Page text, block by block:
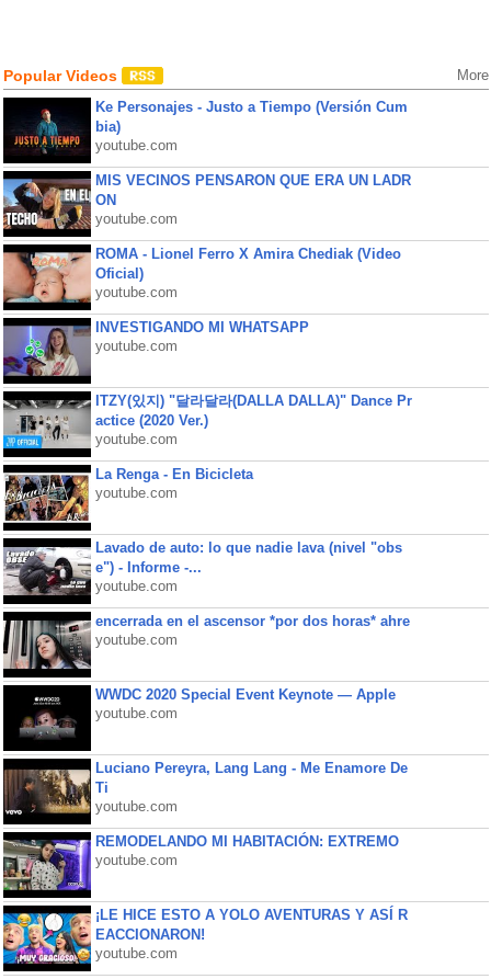
Popular Videos More
Ke Personajes - Justo a Tiempo (Versión Cum
bia)
youtube.com
MIS VECINOS PENSARON QUE ERA UN LADR
ON
youtube.com
ROMA - Lionel Ferro X Amira Chediak (Video
Oficial)
youtube.com
INVESTIGANDO MI WHATSAPP
youtube.com
ITZY(있지) "달라달라(DALLA DALLA)" Dance Pr
actice (2020 Ver.)
youtube.com
La Renga - En Bicicleta
youtube.com
Lavado de auto: lo que nadie lava (nivel "obs
e") - Informe -...
youtube.com
encerrada en el ascensor *por dos horas* ahre
youtube.com
WWDC 2020 Special Event Keynote — Apple
youtube.com
Luciano Pereyra, Lang Lang - Me Enamore De
Ti
youtube.com
REMODELANDO MI HABITACIÓN: EXTREMO
youtube.com
¡LE HICE ESTO A YOLO AVENTURAS Y ASÍ R
EACCIONARON!
youtube.com